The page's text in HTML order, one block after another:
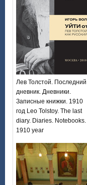
Лев Толстой. Последний
дневник. Дневники.
Записные книжки. 1910
год Leo Tolstoy. The last
diary. Diaries. Notebooks.
1910 year